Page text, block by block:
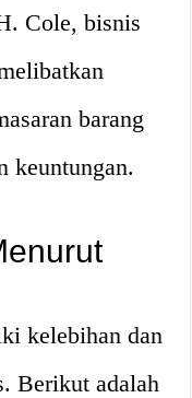
Cole, bisnis
barang
keuntungan.
kelebihan dan
Berikut adalah